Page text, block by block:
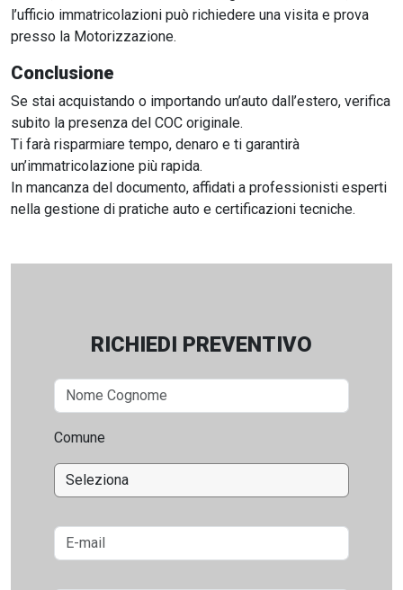
l’ufficio immatricolazioni può richiedere una visita e prova
presso la Motorizzazione.
Conclusione
Se stai acquistando o importando un’auto dall’estero, verifica
subito la presenza del COC originale.
Ti farà risparmiare tempo, denaro e ti garantirà
un’immatricolazione più rapida.
In mancanza del documento, affidati a professionisti esperti
nella gestione di pratiche auto e certificazioni tecniche.
RICHIEDI PREVENTIVO
Comune